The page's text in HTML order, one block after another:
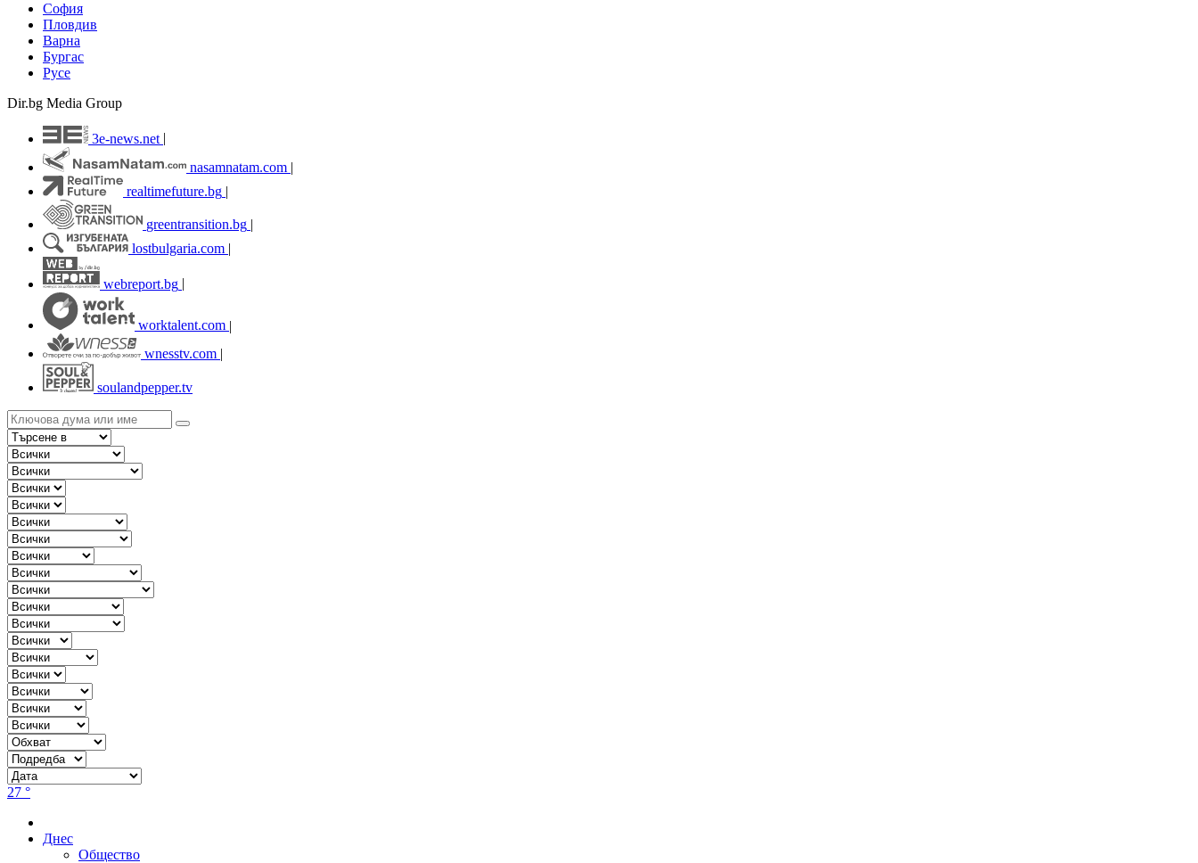
София
Пловдив
Варна
Бургас
Русе
Dir.bg Media Group
3e-news.net
nasamnatam.com |
realtimefuture.bg |
greentransition.bg |
lostbulgaria.com |
webreport.bg
worktalent.com |
wnesstv.com |
soulandpepper.tv
27 °
Днес
Общество